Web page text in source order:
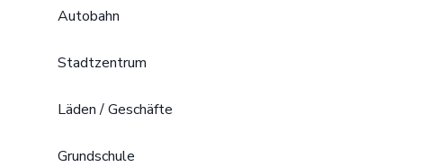
Autobahn
Stadtzentrum
Läden / Geschäfte
Grundschule